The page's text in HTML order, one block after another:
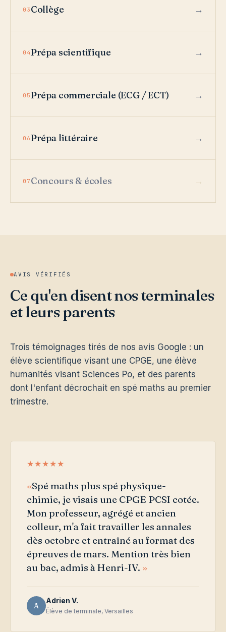
03 Collège
04Prépa scientifique
05Prépa commerciale (ECG / ECT)
06Prépa littéraire
07 Concours & écoles
AVIS VÉRIFIÉS
Ce qu'en disent nos terminales
et leurs parents
Trois témoignages tirés de nos avis Google : un
élève scientifique visant une CPGE, une élève
humanités visant Sciences Po, et des parents
dont l'enfant décrochait en spé maths au premier
trimestre.
★★★★★
Spé maths plus spé physique-
chimie, je visais une CPGE PCSI cotée.
Mon professeur, agrégé et ancien
colleur, m'a fait travailler les annales
dès octobre et entraîné au format des
épreuves de mars. Mention très bien
au bac, admis à Henri-IV.
A
Adrien V.
Élève de terminale, Versailles